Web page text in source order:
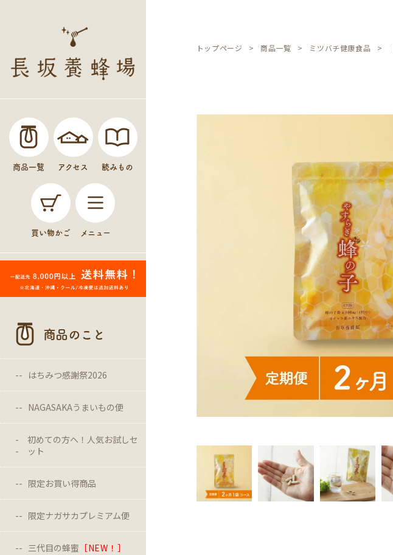
商品一覧 アクセス 読みもの
買い物かご メニュー
商品のこと
はちみつ感謝祭2026
NAGASAKAうまいもの便
初めての方へ！人気お試しセ
ット
限定お買い得商品
限定ナガサカプレミアム便
三代目の蜂蜜 ［NEW！］
トップページ 商品一覧 ミツバチ健康食品